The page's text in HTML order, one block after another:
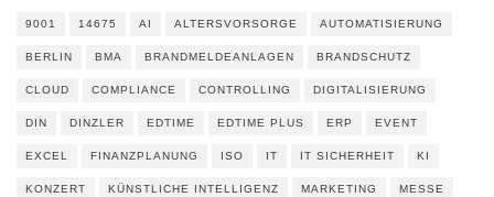
9001 14675 AI ALTERSVORSORGE AUTOMATISIERUNG
BERLIN BMA BRANDMELDEANLAGEN BRANDSCHUTZ
CLOUD COMPLIANCE CONTROLLING DIGITALISIERUNG
DIN DINZLER EDTIME EDTIME PLUS ERP EVENT
EXCEL FINANZPLANUNG ISO IT IT SICHERHEIT KI
KONZERT KÜNSTLICHE INTELLIGENZ MARKETING MESSE